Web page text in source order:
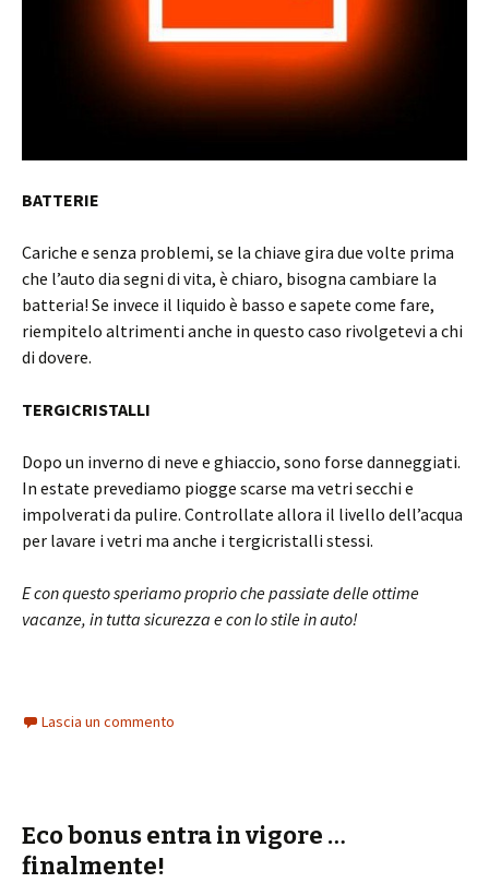
BATTERIE
Cariche e senza problemi, se la chiave gira due volte prima
che l’auto dia segni di vita, è chiaro, bisogna cambiare la
batteria! Se invece il liquido è basso e sapete come fare,
riempitelo altrimenti anche in questo caso rivolgetevi a chi
di dovere.
TERGICRISTALLI
Dopo un inverno di neve e ghiaccio, sono forse danneggiati.
In estate prevediamo piogge scarse ma vetri secchi e
impolverati da pulire. Controllate allora il livello dell’acqua
per lavare i vetri ma anche i tergicristalli stessi.
E con questo speriamo proprio che passiate delle ottime
vacanze, in tutta sicurezza e con lo stile in auto!
Lascia un commento
Eco bonus entra in vigore …
finalmente!